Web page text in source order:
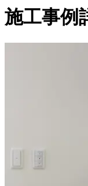
施工事例